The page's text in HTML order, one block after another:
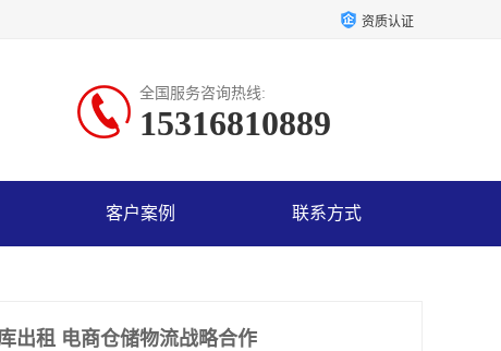
资质认证
全国服务咨询热线:
15316810889
客户案例 联系方式
出租 电商仓储物流战略合作